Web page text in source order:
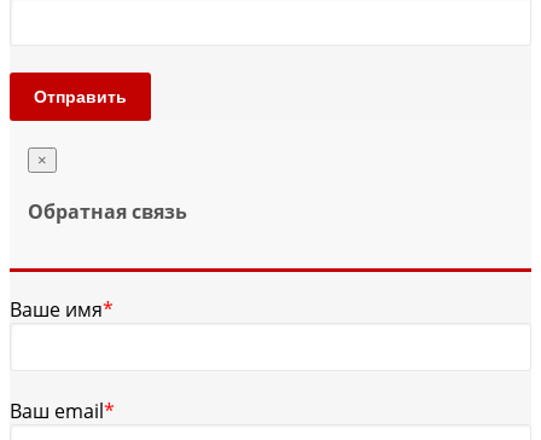
Отправить
×
Обратная связь
Ваше имя*
Ваш email*